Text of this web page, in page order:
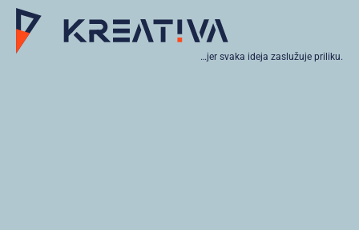
…jer svaka ideja zaslužuje priliku.